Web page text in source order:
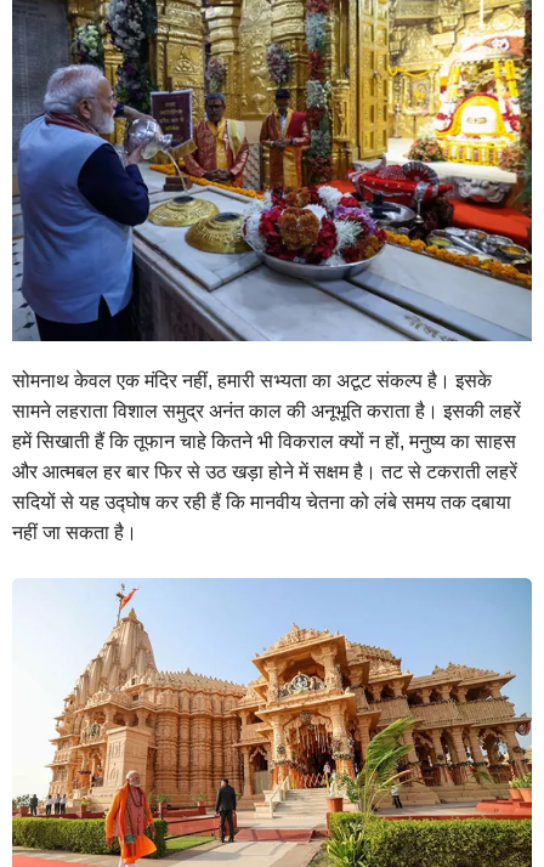
सोमनाथ केवल एक मंदिर नहीं, हमारी सभ्यता का अटूट संकल्प है। इसके
सामने लहराता विशाल समुद्र अनंत काल की अनूभूति कराता है। इसकी लहरें
हमें सिखाती हैं कि तूफान चाहे कितने भी विकराल क्यों न हों, मनुष्य का साहस
और आत्मबल हर बार फिर से उठ खड़ा होने में सक्षम है। तट से टकराती लहरें
सदियों से यह उद्घोष कर रही हैं कि मानवीय चेतना को लंबे समय तक दबाया
नहीं जा सकता है।